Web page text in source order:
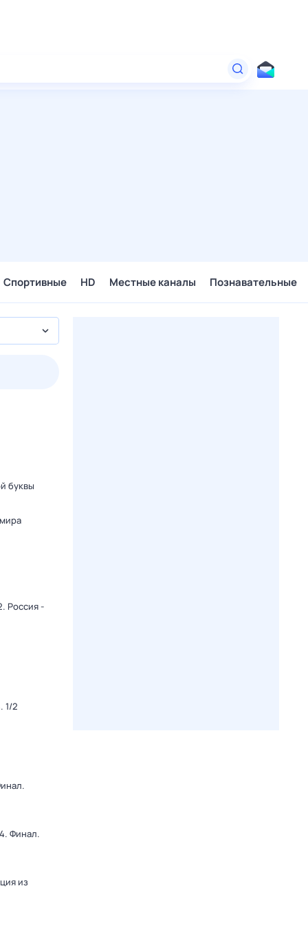
Спортивные HD Местные каналы Познавательные
буквы
Россия -
1/2
Финал.
из